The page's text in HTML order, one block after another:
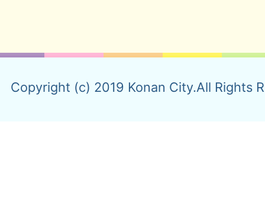
Copyright (c) 2019 Konan City.All Rights